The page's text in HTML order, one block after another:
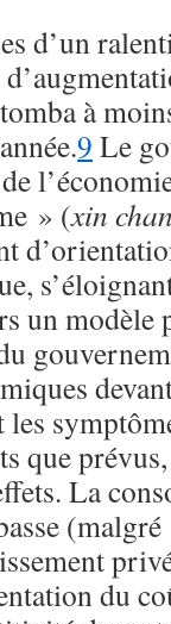
d’un
à
9 Le
» (xin
un modèle
les
que
La
(malgré
du